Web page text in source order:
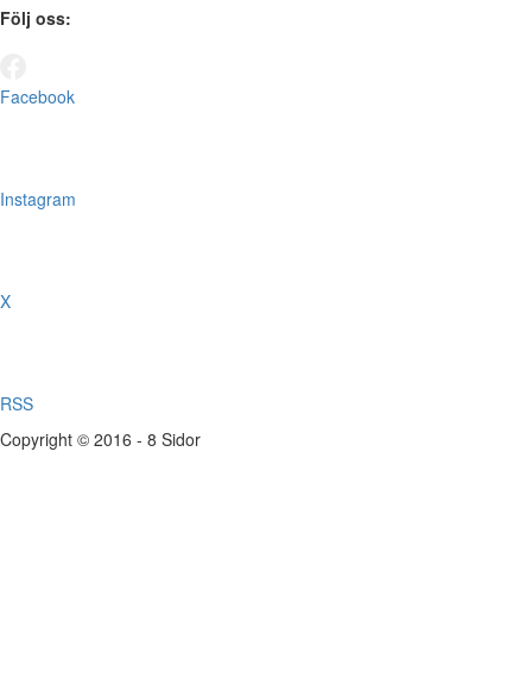
Följ oss:
Facebook
Instagram
X
RSS
Copyright © 2016 - 8 Sidor